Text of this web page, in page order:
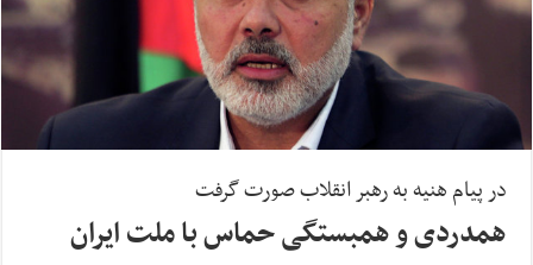
در پیام هنیه به رهبر انقلاب صورت گرفت
همدردی و همبستگی حماس با ملت ایران